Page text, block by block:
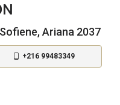
Ariana 2037
+216 99483349